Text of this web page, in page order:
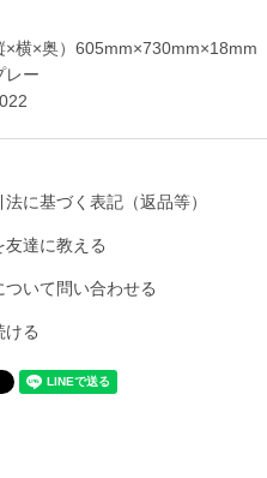
×横×奥）605mm×730mm×18mm
レー
に基づく表記（返品等）
友達に教える
ついて問い合わせる
ける